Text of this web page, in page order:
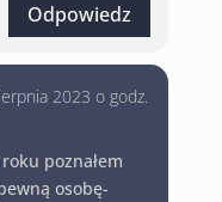
Odpowiedz
2023 o godz.
poznałem
osobę-